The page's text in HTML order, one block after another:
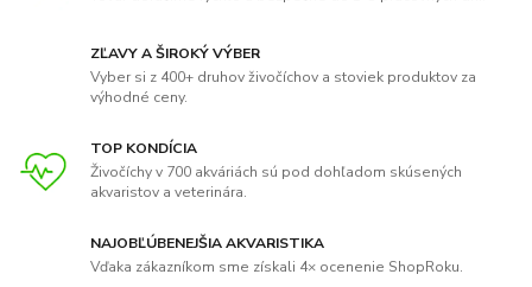
ZĽAVY A ŠIROKÝ VÝBER
Vyber si z 400+ druhov živočíchov a stoviek produktov za
výhodné ceny.
TOP KONDÍCIA
Živočíchy v 700 akváriách sú pod dohľadom skúsených
akvaristov a veterinára.
NAJOBĽÚBENEJŠIA AKVARISTIKA
Vďaka zákazníkom sme získali 4× ocenenie ShopRoku.